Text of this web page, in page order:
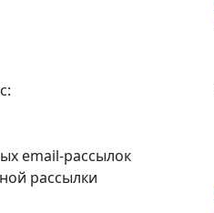
email-рассылок
рассылки